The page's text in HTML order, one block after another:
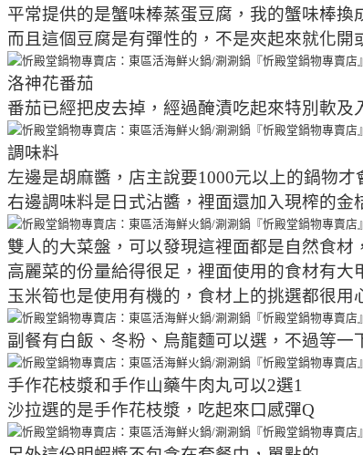
平常提供的是蟹味棒蒸蛋豆腐，我的蟹味棒換
而且這個豆腐是有彈性的，不是夾起來就化
洛神花番茄
番茄已經把皮去掉，經過醃漬吃起來特別軟及
調味料
左邊是胡麻醬，店主說要1000元以上的鍋物才
右邊調味料是日式沾醬，裡面還加入現榨的
雙人的大菜盤，可以發現這裡面都是自然食
高麗菜的份量給得很足，裡面使用的食材有
玉米筍也是使用有機的，食材上的挑選都很用
副餐有白飯、冬粉、烏龍麵可以選，不過等
手作花枝漿和手作山藥牛肉丸可以2選1
沙拉選的是手作花枝漿，吃起來口感彈Q